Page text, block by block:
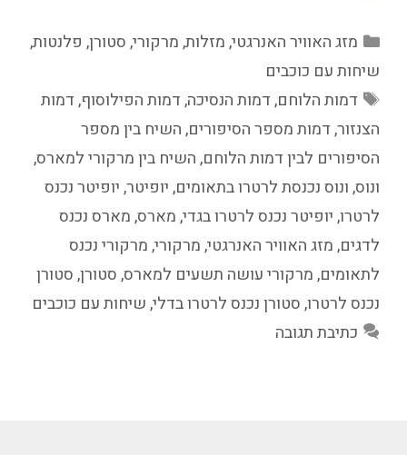
קטגוריות
מזג האוויר האנרגטי,מזלות,מרקורי,סטורן, פלנטות,
שיחות עם כוכבים
תגיות
דמות הלוחם,דמות הנסיכה,דמות הפילוסוף,דמות
הצנזור,דמות מספר הסיפורים,השיח בין מספר
הסיפורים לבין דמות הלוחם,השיח בין מרקורי למארס,
ונוס,ונוס נכנסת לרטרו בתאומים,יופיטר,יופיטר נכנס
לרטרו,יופיטר נכנס לרטרו בגדי,מארס,מארס נכנס
לדגים,מזג האוויר האנרגטי,מרקורי,מרקורי נכנס
לתאומים,מרקורי עושה תשעים למארס,סטורן,סטורן
נכנס לרטרו,סטורן נכנס לרטרו בדלי,שיחות עם כוכבים
כתיבת תגובה